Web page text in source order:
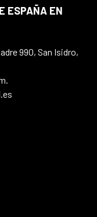
ESPAÑA EN
990, San Isidro,